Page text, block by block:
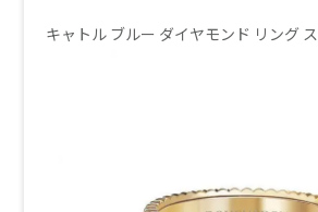
キャトル ブルー ダイヤモンド リング